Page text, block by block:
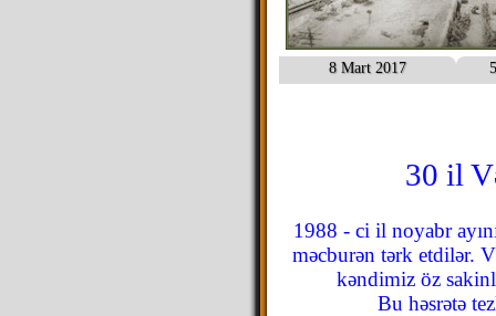
8 Mart 2017
30 il
1988 - ci il noyabr
məcburən tərk etdilər.
kəndimiz öz
Bu həsrətə